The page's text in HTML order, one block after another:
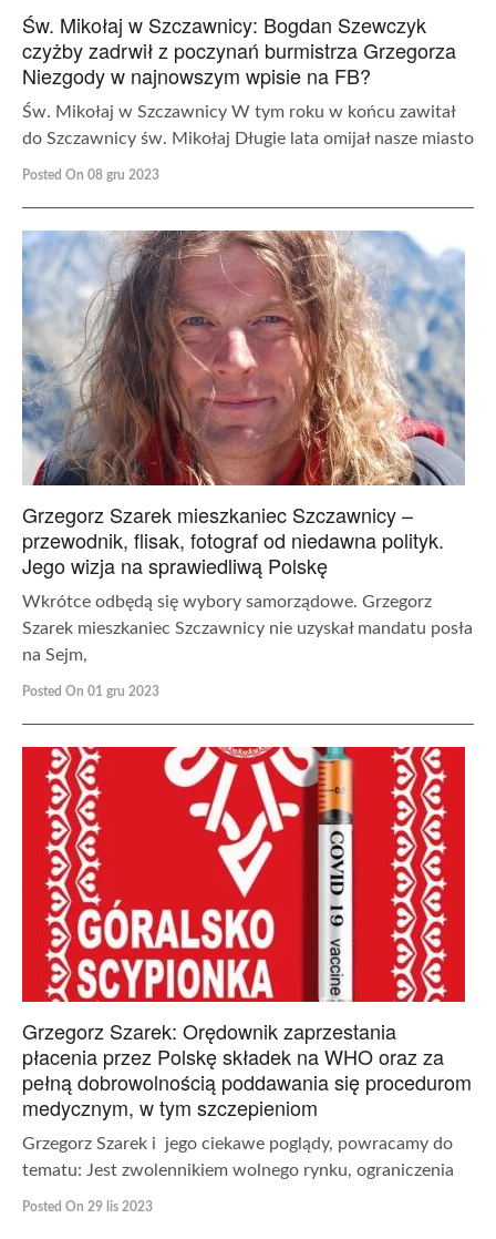
Św. Mikołaj w Szczawnicy: Bogdan Szewczyk
czyżby zadrwił z poczynań burmistrza Grzegorza
Niezgody w najnowszym wpisie na FB?
Św. Mikołaj w Szczawnicy W tym roku w końcu zawitał
do Szczawnicy św. Mikołaj Długie lata omijał nasze miasto
Posted On 08 gru 2023
Grzegorz Szarek mieszkaniec Szczawnicy –
przewodnik, flisak, fotograf od niedawna polityk.
Jego wizja na sprawiedliwą Polskę
Wkrótce odbędą się wybory samorządowe. Grzegorz
Szarek mieszkaniec Szczawnicy nie uzyskał mandatu posła
na Sejm,
Posted On 01 gru 2023
Grzegorz Szarek: Orędownik zaprzestania
płacenia przez Polskę składek na WHO oraz za
pełną dobrowolnością poddawania się procedurom
medycznym, w tym szczepieniom
Grzegorz Szarek i jego ciekawe poglądy, powracamy do
tematu: Jest zwolennikiem wolnego rynku, ograniczenia
Posted On 29 lis 2023